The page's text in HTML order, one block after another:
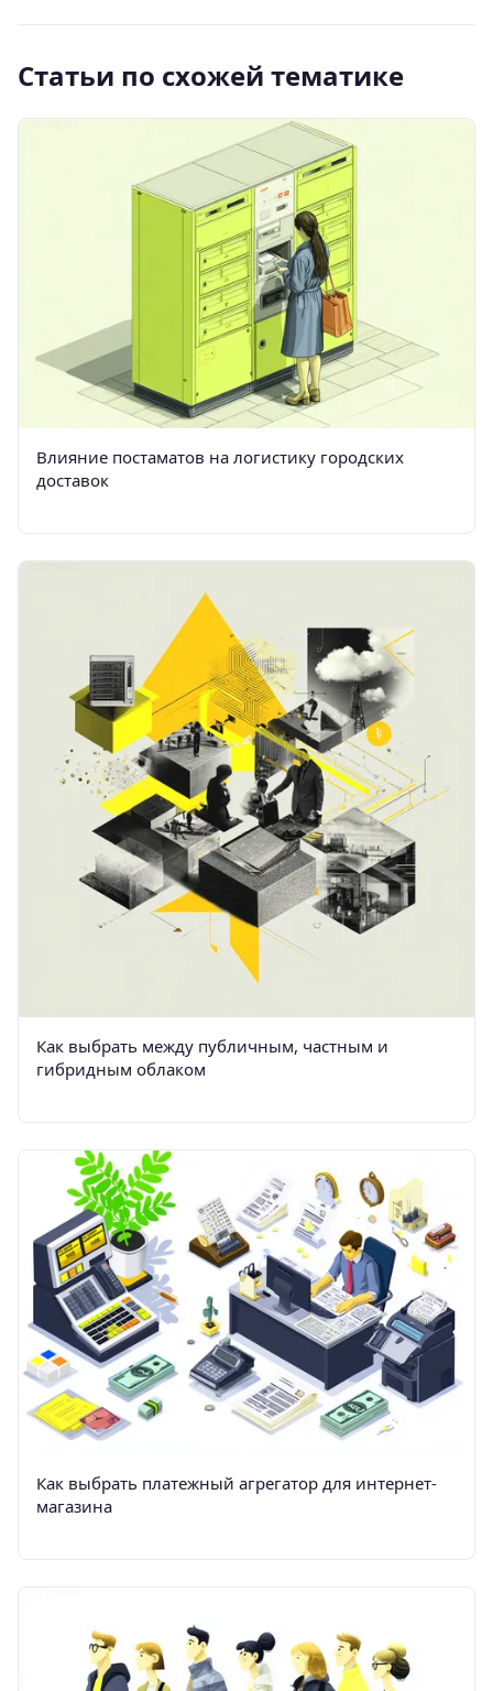
Статьи по схожей тематике
Влияние постаматов на логистику городских
доставок
Как выбрать между публичным, частным и
гибридным облаком
Как выбрать платежный агрегатор для интернет-
магазина